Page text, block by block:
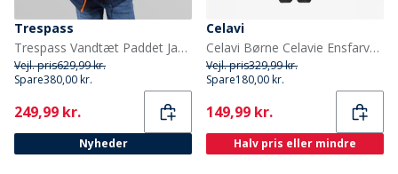
Trespass
Trespass Vandtæt Paddet Jakke med Hætte til Junior Drenge Blå/Rød/Blå
Vejl. pris629,99 kr.
Spare380,00 kr.
Current
249,99 kr.
Nyheder
Celavi
Celavi Børne Celavie Ensfarvet Basis Termosæt Sort
Vejl. pris329,99 kr.
Spare180,00 kr.
Current
149,99 kr.
Halv pris eller mindre